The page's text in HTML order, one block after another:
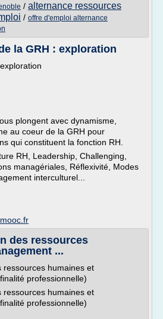
/ alternance ressources
/ offre d'emploi alternance
la GRH : exploration
plongent avec dynamisme,
au coeur de la GRH pour
qui constituent la fonction RH.
RH, Leadership, Challenging,
managériales, Réflexivité, Modes
interculturel...
des ressources
...
ressources humaines et
professionnelle)
ressources humaines et
professionnelle)